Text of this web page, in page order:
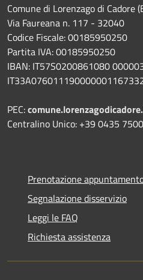
Comune di Lorenzago di Cadore
Via Faureana n. 117 - 32040
Codice Fiscale: 00185950250
Partita IVA: 00185950250
IBAN: IT57S0200861080
PEC:
Centralino Unico: +39 0435
Prenotazione
Segnalazione disservizio
Leggi le FAQ
Richiesta assistenza